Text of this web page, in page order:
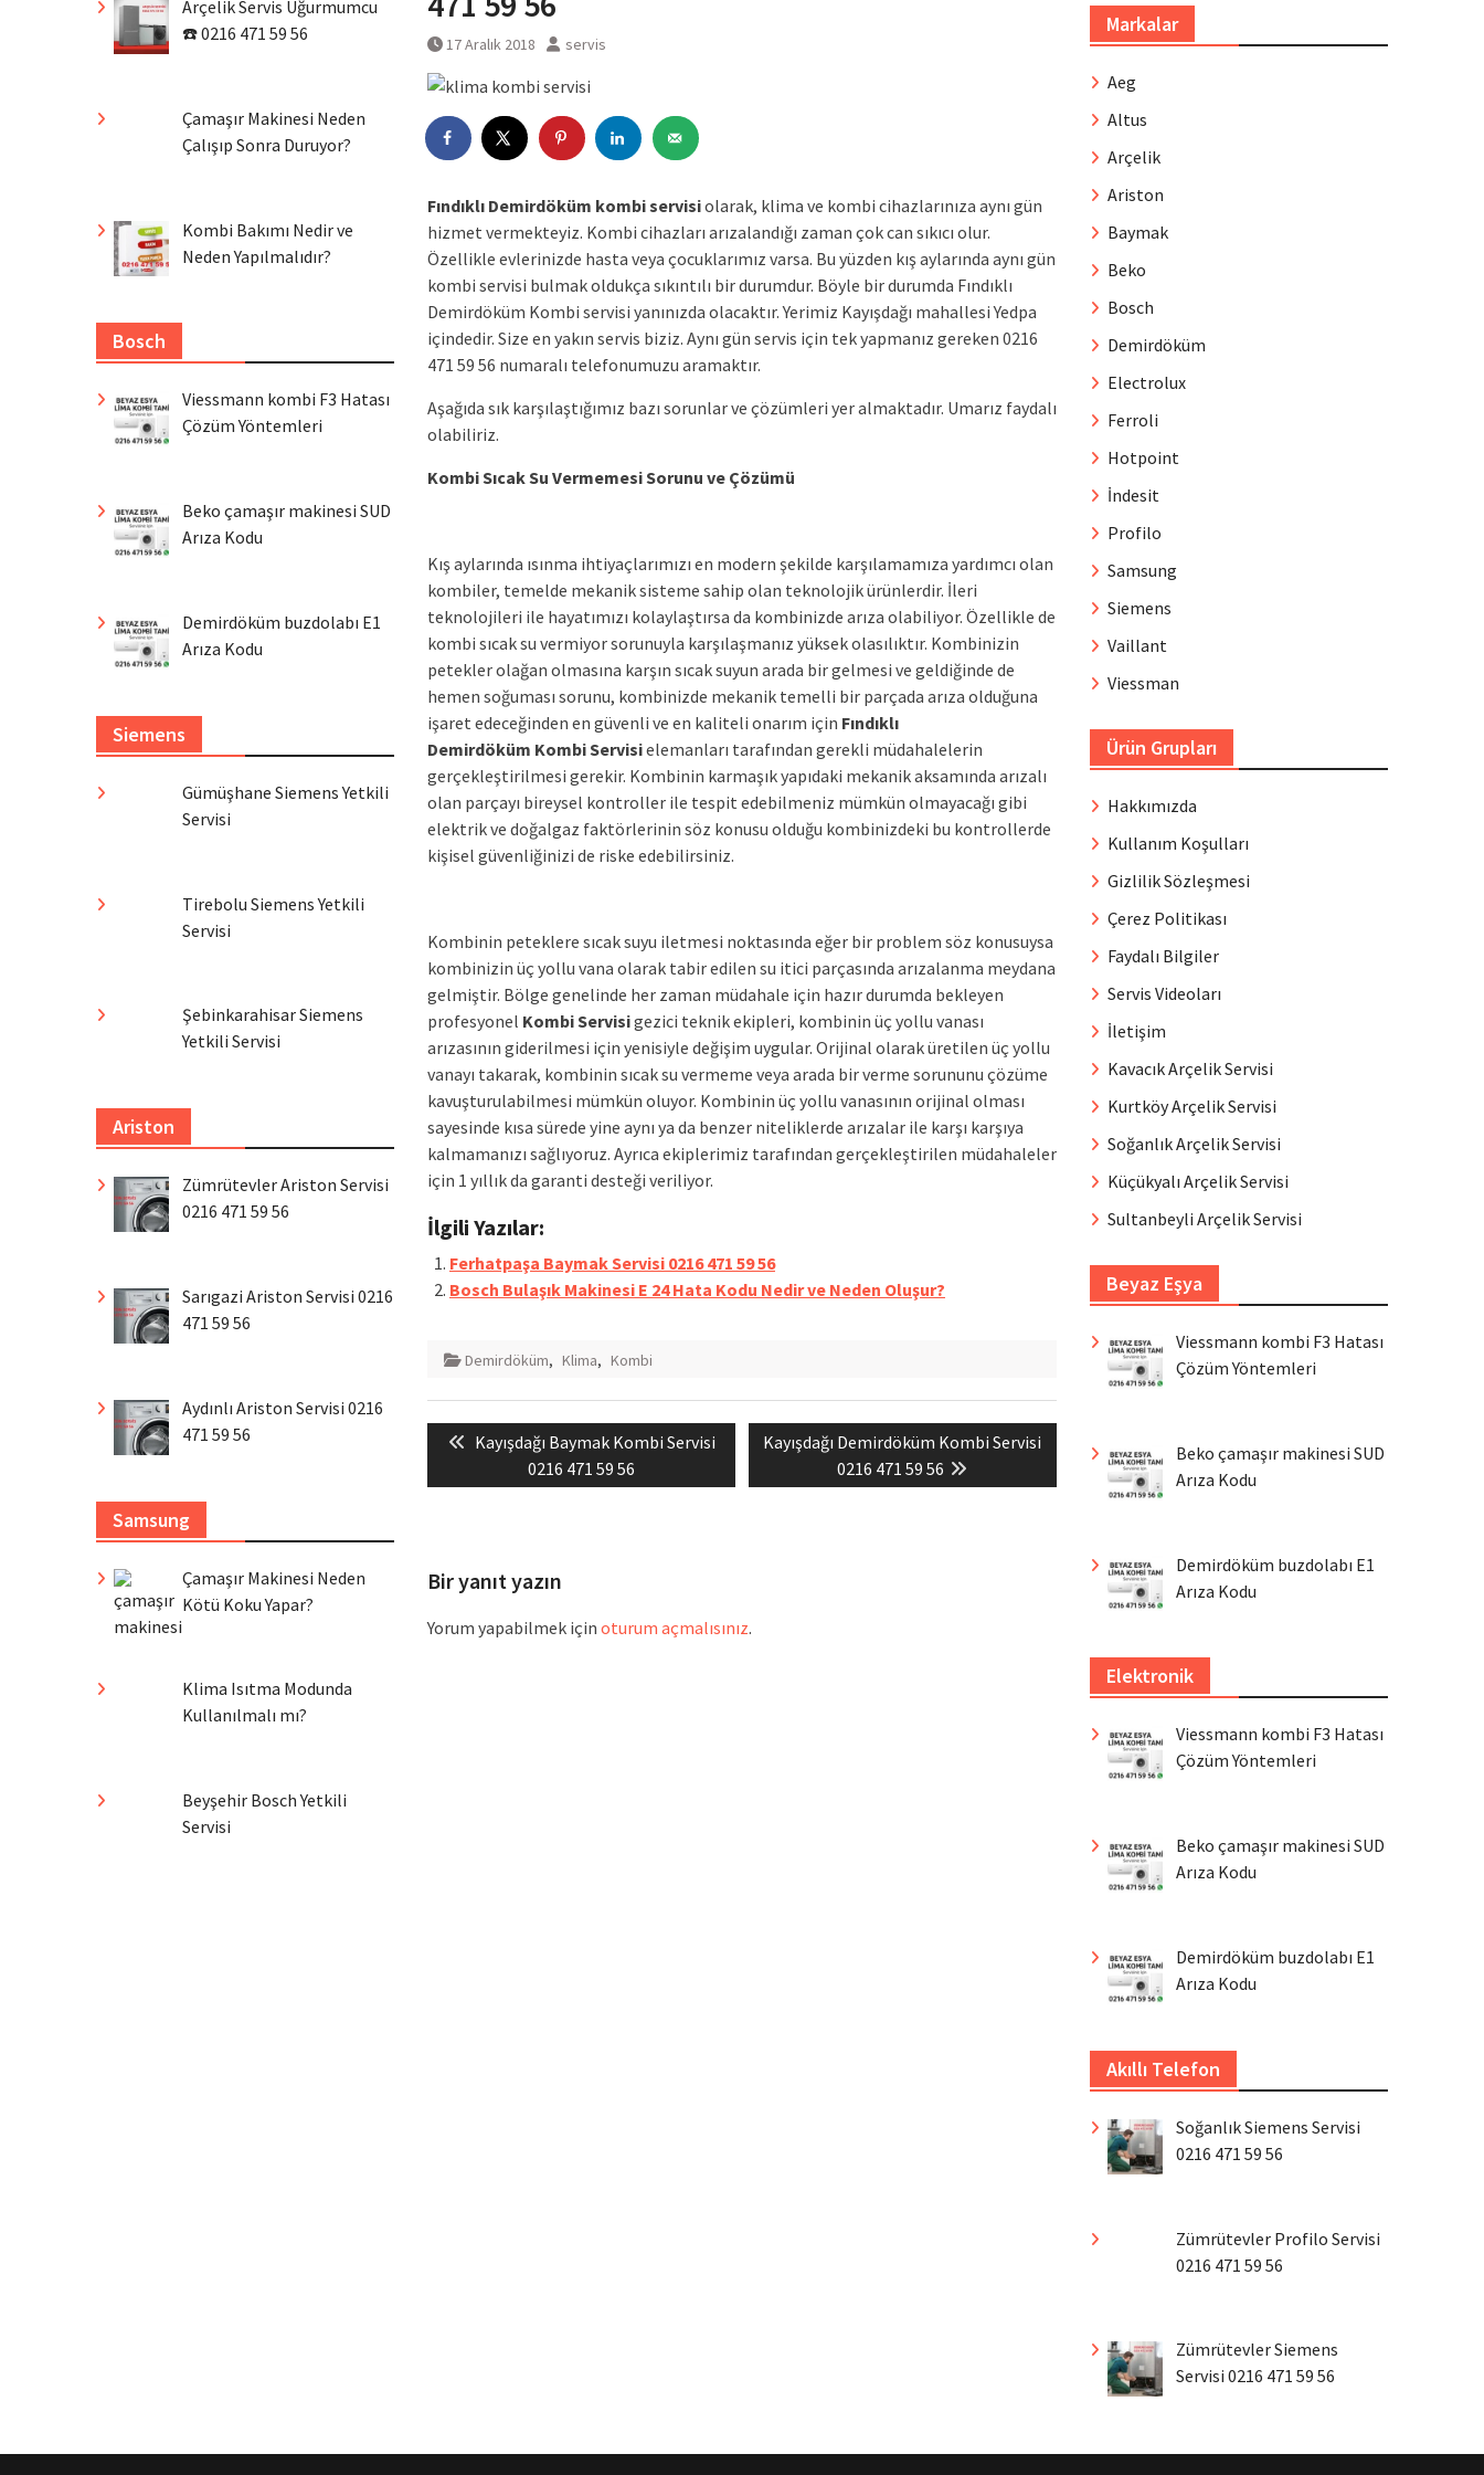
17 Aralık 2018 servis
Fındıklı Demirdöküm kombi servisiolarak, klima ve kombi cihazlarınıza aynı gün
hizmet vermekteyiz. Kombi cihazları arızalandığı zaman çok can sıkıcı olur.
Özellikle evlerinizde hasta veya çocuklarımız varsa. Bu yüzden kış aylarında aynı gün
kombi servisi bulmak oldukça sıkıntılı bir durumdur. Böyle bir durumda Fındıklı
Demirdöküm Kombi servisi yanınızda olacaktır. Yerimiz Kayışdağı mahallesi Yedpa
içindedir. Size en yakın servis biziz. Aynı gün servis için tek yapmanız gereken 0216
471 59 56 numaralı telefonumuzu aramaktır.
Aşağıda sık karşılaştığımız bazı sorunlar ve çözümleri yer almaktadır. Umarız faydalı
olabiliriz.
Kombi Sıcak Su Vermemesi Sorunu ve Çözümü
Kış aylarında ısınma ihtiyaçlarımızı en modern şekilde karşılamamıza yardımcı olan
kombiler, temelde mekanik sisteme sahip olan teknolojik ürünlerdir. İleri
teknolojileri ile hayatımızı kolaylaştırsa da kombinizde arıza olabiliyor. Özellikle de
kombi sıcak su vermiyor sorunuyla karşılaşmanız yüksek olasılıktır. Kombinizin
petekler olağan olmasına karşın sıcak suyun arada bir gelmesi ve geldiğinde de
hemen soğuması sorunu, kombinizde mekanik temelli bir parçada arıza olduğuna
işaret edeceğinden en güvenli ve en kaliteli onarım için Fındıklı
Demirdöküm Kombi Servisielemanları tarafından gerekli müdahalelerin
gerçekleştirilmesi gerekir. Kombinin karmaşık yapıdaki mekanik aksamında arızalı
olan parçayı bireysel kontroller ile tespit edebilmeniz mümkün olmayacağı gibi
elektrik ve doğalgaz faktörlerinin söz konusu olduğu kombinizdeki bu kontrollerde
kişisel güvenliğinizi de riske edebilirsiniz.
Kombinin peteklere sıcak suyu iletmesi noktasında eğer bir problem söz konusuysa
kombinizin üç yollu vana olarak tabir edilen su itici parçasında arızalanma meydana
gelmiştir. Bölge genelinde her zaman müdahale için hazır durumda bekleyen
profesyonel Kombi Servisigezici teknik ekipleri, kombinin üç yollu vanası
arızasının giderilmesi için yenisiyle değişim uygular. Orijinal olarak üretilen üç yollu
vanayı takarak, kombinin sıcak su vermeme veya arada bir verme sorununu çözüme
kavuşturulabilmesi mümkün oluyor. Kombinin üç yollu vanasının orijinal olması
sayesinde kısa sürede yine aynı ya da benzer niteliklerde arızalar ile karşı karşıya
kalmamanızı sağlıyoruz. Ayrıca ekiplerimiz tarafından gerçekleştirilen müdahaleler
için 1 yıllık da garanti desteği veriliyor.
İlgili Yazılar:
Ferhatpaşa Baymak Servisi 0216 471 59 56
Bosch Bulaşık Makinesi E 24 Hata Kodu Nedir ve Neden Oluşur?
Demirdöküm, Klima, Kombi
Yazı
gezinmesi
Previous
Kayışdağı Baymak Kombi Servisi
0216 471 59 56
Next
Kayışdağı Demirdöküm Kombi Servisi
0216 471 59 56
Bir yanıt yazın
Yorum yapabilmek için oturum açmalısınız.
Markalar
Aeg
Altus
Arçelik
Ariston
Baymak
Beko
Bosch
Demirdöküm
Electrolux
Ferroli
Hotpoint
İndesit
Profilo
Samsung
Siemens
Vaillant
Viessman
Ürün Grupları
Hakkımızda
Kullanım Koşulları
Gizlilik Sözleşmesi
Çerez Politikası
Faydalı Bilgiler
Servis Videoları
İletişim
Kavacık Arçelik Servisi
Kurtköy Arçelik Servisi
Soğanlık Arçelik Servisi
Küçükyalı Arçelik Servisi
Sultanbeyli Arçelik Servisi
Beyaz Eşya
Viessmann kombi F3 Hatası
Çözüm Yöntemleri
Beko çamaşır makinesi SUD
Arıza Kodu
Demirdöküm buzdolabı E1
Arıza Kodu
Elektronik
Viessmann kombi F3 Hatası
Çözüm Yöntemleri
Beko çamaşır makinesi SUD
Arıza Kodu
Demirdöküm buzdolabı E1
Arıza Kodu
Akıllı Telefon
Soğanlık Siemens Servisi
0216 471 59 56
Zümrütevler Profilo Servisi
0216 471 59 56
Zümrütevler Siemens
Servisi 0216 471 59 56
Arçelik Servis Uğurmumcu
☎️ 0216 471 59 56
Çamaşır Makinesi Neden
Çalışıp Sonra Duruyor?
Kombi Bakımı Nedir ve
Neden Yapılmalıdır?
Bosch
Viessmann kombi F3 Hatası
Çözüm Yöntemleri
Beko çamaşır makinesi SUD
Arıza Kodu
Demirdöküm buzdolabı E1
Arıza Kodu
Siemens
Gümüşhane Siemens Yetkili
Servisi
Tirebolu Siemens Yetkili
Servisi
Şebinkarahisar Siemens
Yetkili Servisi
Ariston
Zümrütevler Ariston Servisi
0216 471 59 56
Sarıgazi Ariston Servisi 0216
471 59 56
Aydınlı Ariston Servisi 0216
471 59 56
Samsung
Çamaşır Makinesi Neden
Kötü Koku Yapar?
Klima Isıtma Modunda
Kullanılmalı mı?
Beyşehir Bosch Yetkili
Servisi